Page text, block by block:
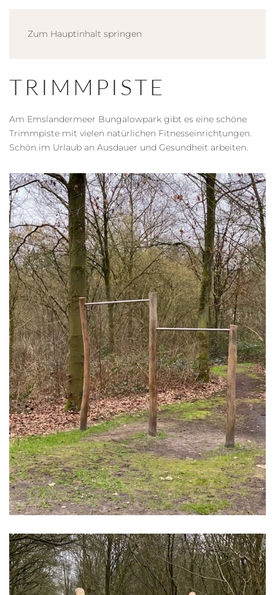
Zum Hauptinhalt springen
TRIMMPISTE
Am Emslandermeer Bungalowpark gibt es eine schöne
Trimmpiste mit vielen natürlichen Fitnesseinrichtungen.
Schön im Urlaub an Ausdauer und Gesundheit arbeiten.